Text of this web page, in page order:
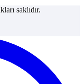
saklıdır.